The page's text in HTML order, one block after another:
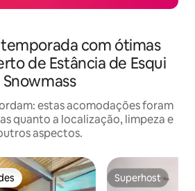
com ótimas
de Estância de Esqui
Snowmass
estas acomodações foram
quanto a localização, limpeza e
aspectos.
Superhost
Superhost